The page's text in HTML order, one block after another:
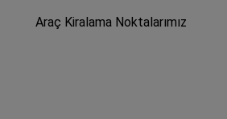
Araç Kiralama Noktalarımız